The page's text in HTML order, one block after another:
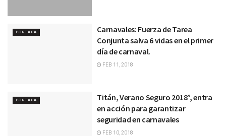
PORTADA
Carnavales: Fuerza de Tarea
Conjunta salva 6 vidas en el primer
día de carnaval.
FEB 11, 2018
PORTADA
Titán, Verano Seguro 2018”, entra
en acción para garantizar
seguridad en carnavales
FEB 10, 2018